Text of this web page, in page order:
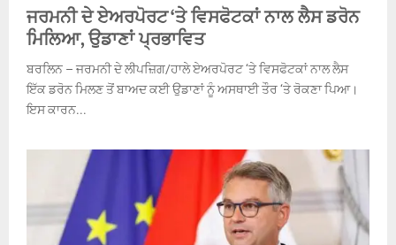
ਜਰਮਨੀ ਦੇ ਏਅਰਪੋਰਟ ‘ਤੇ ਵਿਸਫੋਟਕਾਂ ਨਾਲ ਲੈਸ ਡਰੋਨ
ਮਿਲਿਆ, ਉਡਾਣਾਂ ਪ੍ਰਭਾਵਿਤ
ਬਰਲਿਨ – ਜਰਮਨੀ ਦੇ ਲੀਪਜ਼ਿਗ/ਹਾਲੇ ਏਅਰਪੋਰਟ ‘ਤੇ ਵਿਸਫੋਟਕਾਂ ਨਾਲ ਲੈਸ
ਇੱਕ ਡਰੋਨ ਮਿਲਣ ਤੋਂ ਬਾਅਦ ਕਈ ਉਡਾਣਾਂ ਨੂੰ ਅਸਥਾਈ ਤੌਰ ‘ਤੇ ਰੋਕਣਾ ਪਿਆ।
ਇਸ ਕਾਰਨ...